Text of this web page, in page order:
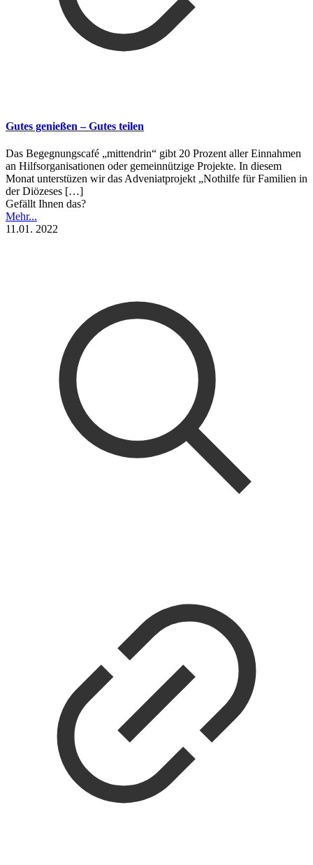
Gutes genießen – Gutes teilen
Das Begegnungscafé „mittendrin“ gibt 20 Prozent aller Einnahmen
an Hilfsorganisationen oder gemeinnützige Projekte. In diesem
Monat unterstüzen wir das Adveniatprojekt „Nothilfe für Familien in
der Diözeses […]
Gefällt Ihnen das?
Mehr...
11.01. 2022